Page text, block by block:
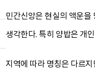
민간신앙은 현실의 액운을
생각한다. 특히 양밥은 개
지역에 따라 명칭은 다르